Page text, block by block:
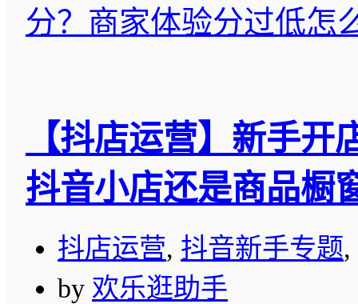
分？商家体验分过低怎
【抖店运营】新手开
抖音小店还是商品橱
抖店运营, 抖音新手专题,
by 欢乐逛助手